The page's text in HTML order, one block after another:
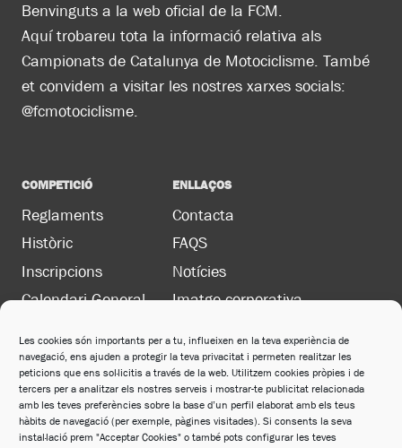
Les cookies són importants per a tu, influeixen en la teva experiència de
navegació, ens ajuden a protegir la teva privacitat i permeten realitzar les
peticions que ens sol·licitis a través de la web. Utilitzem cookies pròpies i de
tercers per a analitzar els nostres serveis i mostrar-te publicitat relacionada
amb les teves preferències sobre la base d’un perfil elaborat amb els teus
hàbits de navegació (per exemple, pàgines visitades). Si consents la seva
instal·lació prem "Acceptar Cookies" o també pots configurar les teves
Benvinguts a la web oficial de la FCM.
Aquí trobareu tota la informació relativa als
Campionats de Catalunya de Motociclisme. També
et convidem a visitar les nostres xarxes socials:
@fcmotociclisme.
COMPETICIÓ
Reglaments
Històric
Inscripcions
Calendari General
ENLLAÇOS
Contacta
FAQS
Notícies
Imatge corporativa
LEGAL
Política de privacitat
Política de cookies